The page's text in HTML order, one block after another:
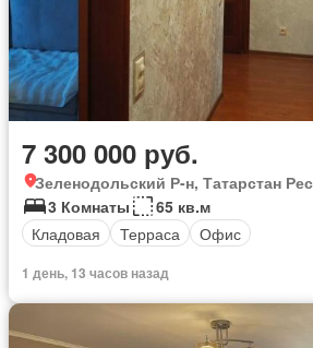
7 300 000 руб.
Зеленодольский Р-н, Татарстан
3 Комнаты
65 кв.м
Кладовая
Терраса Офис
1 день, 13 часов назад